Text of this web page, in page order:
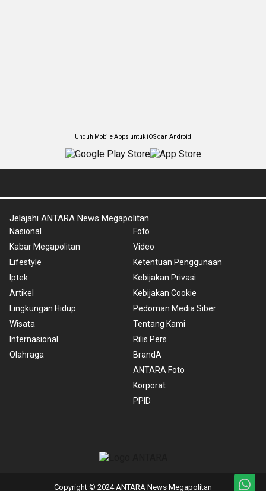
Unduh Mobile Apps untuk iOS dan Android
Jelajahi ANTARA News Megapolitan
Nasional
Kabar Megapolitan
Lifestyle
Iptek
Artikel
Lingkungan Hidup
Wisata
Internasional
Olahraga
Foto
Video
Ketentuan Penggunaan
Kebijakan Privasi
Kebijakan Cookie
Pedoman Media Siber
Tentang Kami
Rilis Pers
BrandA
ANTARA Foto
Korporat
PPID
Copyright © 2024 ANTARA News Megapolitan